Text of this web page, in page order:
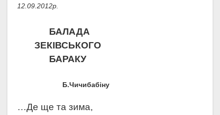
12.09.2012р.
БАЛАДА
ЗЕКІВСЬКОГО
БАРАКУ
Б.Чичибабіну
…Де ще та зима,